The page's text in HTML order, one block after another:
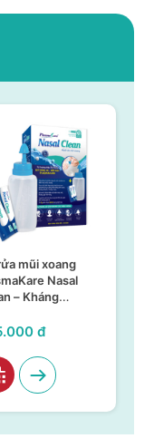
SÚC HỌNG MIỆNG
PLASMAKARE CHAI
150ML – KHÁNG
VIRUS, CHỐNG VIÊM
95.000 đ